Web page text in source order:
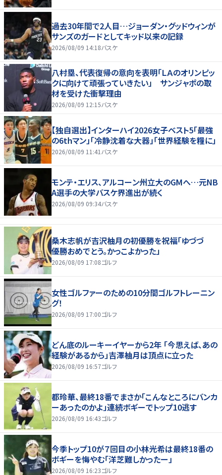
過去30年間で2人目…ジョーダン・グッドウィンが
サンズのガードとしてキッド以来の記録
2026/08/09 14:18バスケ
八村塁、代表復帰の意向を表明「ＬＡのオリンピッ
クに向けて頑張っていきたい」 サンジャポの取
材を受けた衝撃理由
2026/08/09 12:15バスケ
【独自選出】インターハイ2026女子ベスト5「最強
の6thマン」「冷静沈着な大器」「世界経験を糧に」
2026/08/09 11:41 バスケ
モンテ・エリス、アルコーン州立大のGMへ…元NB
A選手の大学バスケ界進出が続く
2026/08/09 09:34バスケ
桑木志帆が吉沢柚月の初優勝を祝福「ゆづづ
優勝おめでとう。かっこよかった」
2026/08/09 17:08ゴルフ
女性ゴルファーのための10分間ゴルフトレーニン
グ！
2026/08/09 17:00ゴルフ
どん底のルーキーイヤーから2年 「今思えば、あの
経験があるから」吉澤柚月は頂点に立った
2026/08/09 16:57ゴルフ
都玲華、最終18番でまさか「こんなところにバンカ
ーあったのかよ」連続ボギーでトップ10逃す
2026/08/09 16:43ゴルフ
今季トップ10が７回目の小林光希は最終18番の
ボギーを悔やむ「洋芝難しかったー」
2026/08/09 16:23ゴルフ